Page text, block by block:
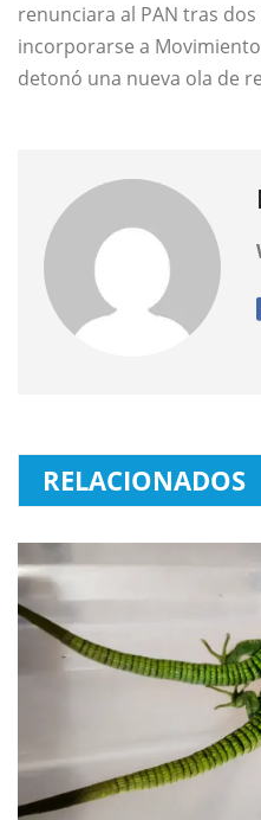
renunciara al PAN tras
incorporarse a
detonó una nueva ola de
RELACIONADOS